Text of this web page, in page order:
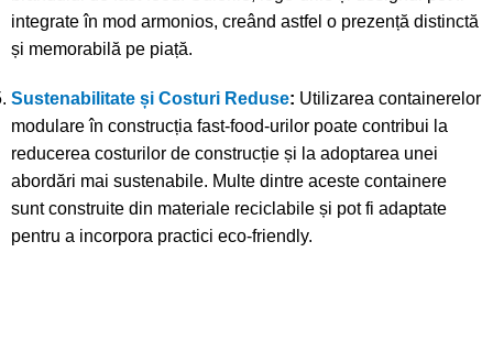
integrate în mod armonios, creând astfel o prezență distinctă
și memorabilă pe piață.
Sustenabilitate și Costuri Reduse: Utilizarea containerelor
modulare în construcția fast-food-urilor poate contribui la
reducerea costurilor de construcție și la adoptarea unei
abordări mai sustenabile. Multe dintre aceste containere
sunt construite din materiale reciclabile și pot fi adaptate
pentru a incorpora practici eco-friendly.